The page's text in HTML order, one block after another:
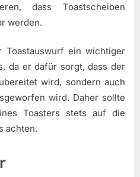
dass Toastscheiben
werden.
Toastauswurf ein wichtiger
da er dafür sorgt, dass der
wird, sondern auch
wird. Daher sollte
Toasters stets auf die
achten.